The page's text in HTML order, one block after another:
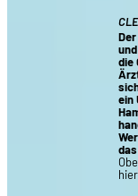
die
ein